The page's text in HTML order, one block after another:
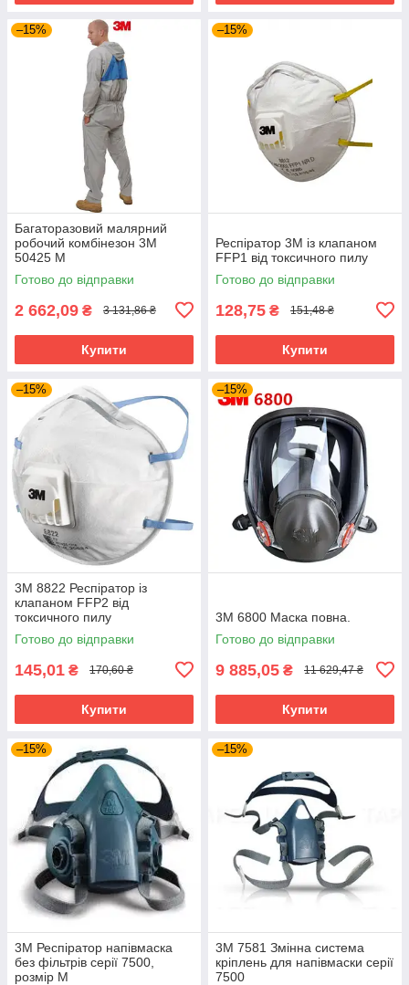
–15%
Багаторазовий малярний
робочий комбінезон 3M
50425 M
Готово до відправки
2 662,09 ₴ 3 131,86 ₴
Купити
–15%
Респіратор 3М із клапаном
FFP1 від токсичного пилу
Готово до відправки
128,75 ₴ 151,48 ₴
Купити
–15%
3М 8822 Респіратор із
клапаном FFP2 від
токсичного пилу
Готово до відправки
145,01 ₴ 170,60 ₴
Купити
–15%
3M 6800 Маска повна.
Готово до відправки
9 885,05 ₴ 11 629,47 ₴
Купити
–15%
3М Респіратор напівмаска
без фільтрів серії 7500,
розмір М
–15%
3М 7581 Змінна система
кріплень для напівмаски серії
7500